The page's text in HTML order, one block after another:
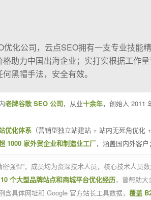
化公司，云点SEO拥有一支专业技
助力中国出海企业；实打实根据工作
黑帽手法，安全有效。
老牌谷歌 SEO 公司，从业十余年，创始人 2011
优化体系 （营销型独立站建站 + 站内无死角优
1000 家外贸企业和制造业工厂，涵盖国内外客户；
密强悍”，成员均为资深技术人员，核心技术人员
个大型品牌站点和商城平台优化经历，曾帮助
含具体网址和 Google 官方站长工具数据， 覆盖